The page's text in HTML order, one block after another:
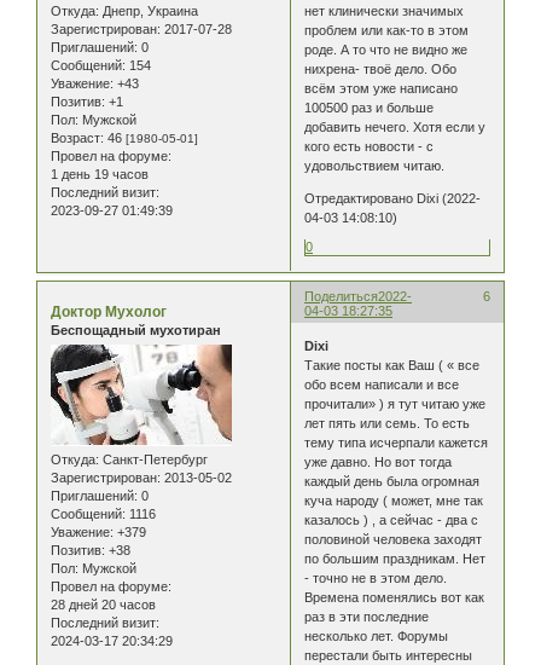
Откуда: Днепр, Украина
Зарегистрирован: 2017-07-28
Приглашений: 0
Сообщений: 154
Уважение: +43
Позитив: +1
Пол: Мужской
Возраст: 46 [1980-05-01]
Провел на форуме:
1 день 19 часов
Последний визит:
2023-09-27 01:49:39
нет клинически значимых
проблем или как-то в этом
роде. А то что не видно же
нихрена- твоё дело. Обо
всём этом уже написано
100500 раз и больше
добавить нечего. Хотя если у
кого есть новости - с
удовольствием читаю.
Отредактировано Dixi (2022-
04-03 14:08:10)
0
Поделиться 6
2022-
04-03 18:27:35
Доктор Мухолог
Беспощадный мухотиран
Откуда: Санкт-Петербург
Зарегистрирован: 2013-05-02
Приглашений: 0
Сообщений: 1116
Уважение: +379
Позитив: +38
Пол: Мужской
Провел на форуме:
28 дней 20 часов
Последний визит:
2024-03-17 20:34:29
Dixi
Такие посты как Ваш ( « все
обо всем написали и все
прочитали» ) я тут читаю уже
лет пять или семь. То есть
тему типа исчерпали кажется
уже давно. Но вот тогда
каждый день была огромная
куча народу ( может, мне так
казалось ) , а сейчас - два с
половиной человека заходят
по большим праздникам. Нет
- точно не в этом дело.
Времена поменялись вот как
раз в эти последние
несколько лет. Форумы
перестали быть интересны